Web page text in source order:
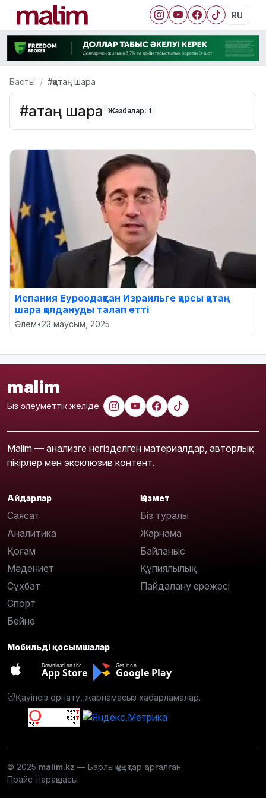
RU
Басты #қатаң шара
#қатаң шара Жазбалар: 1
Испания Еуроодақтан Израильге қарсы қатаң
шара қолдануды талап етті
Әлем•23 маусым, 2025
malim
Біз әлеуметтік желіде:
Malim — анализге негізделген материалдар, авторлық
пікірлер мен эксклюзив контент.
Айдарлар
Саясат
Аналитика
Қоғам
Мәдениет
Сұхбат
Спорт
Бейне
Қызмет
Біз туралы
Жарнама
Байланыс
Құпиялылық
Пайдалану ережесі
Мобильді қосымшалар
Download on the
App Store
Get it on
Google Play
Қауіпсіз орнату, жарнамасыз хабарламалар.
© 2025 malim.kz — Барлық құқықтар қорғалған.
Прайс-парақшасы